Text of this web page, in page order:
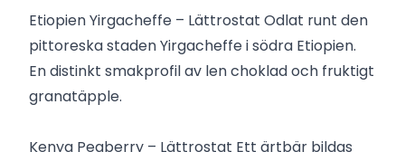
Etiopien Yirgacheffe – Lättrostat Odlat runt den
pittoreska staden Yirgacheffe i södra Etiopien.
En distinkt smakprofil av len choklad och fruktigt
granatäpple.
Kenya Peaberry – Lättrostat Ett ärtbär bildas